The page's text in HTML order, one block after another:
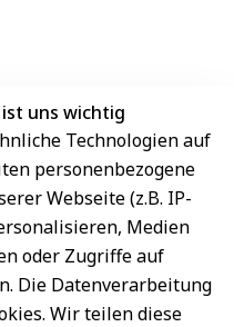
klicken Sie für Details
uns wichtig
Technologien auf
personenbezogene
Webseite (z.B. IP-
Medien
oder Zugriffe auf
Die Datenverarbeitung
Wir teilen diese